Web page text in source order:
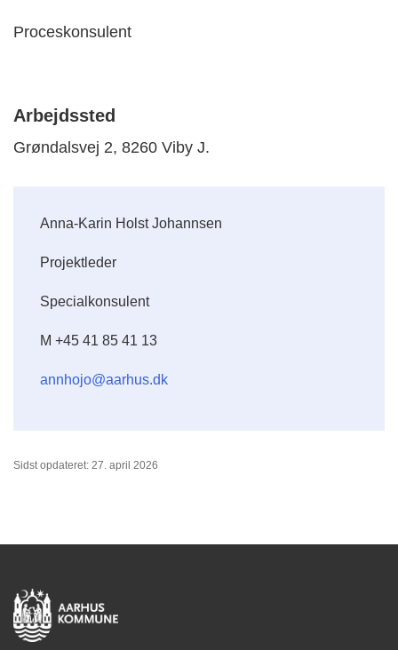
Proceskonsulent
Arbejdssted
Grøndalsvej 2, 8260 Viby J.
Anna-Karin Holst Johannsen
Projektleder
Specialkonsulent
M +45 41 85 41 13
annhojo@aarhus.dk
Sidst opdateret: 27. april 2026